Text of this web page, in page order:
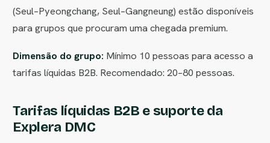
(Seul–Pyeongchang, Seul–Gangneung) estão disponíveis
para grupos que procuram uma chegada premium.
Dimensão do grupo: Mínimo 10 pessoas para acesso a
tarifas líquidas B2B. Recomendado: 20–80 pessoas.
Tarifas líquidas B2B e suporte da
Explera DMC